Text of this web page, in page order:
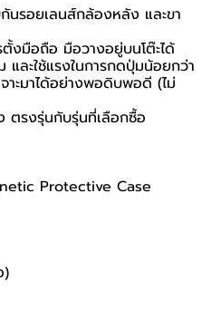
นรอยเลนส์กล้องหลัง และขา
งมือถือ มือวางอยู่บนโต๊ะได้
ละใช้แรงในการกดปุ่มน้อยกว่า
าะมาได้อย่างพอดิบพอดี (ไม่
รงรุ่นกับรุ่นที่เลือกซื้อ
Protective Case
)